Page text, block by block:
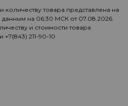
товара представлена на
на 06:30 МСК от 07.08.2026.
и стоимости товара
+7(843) 211-90-10